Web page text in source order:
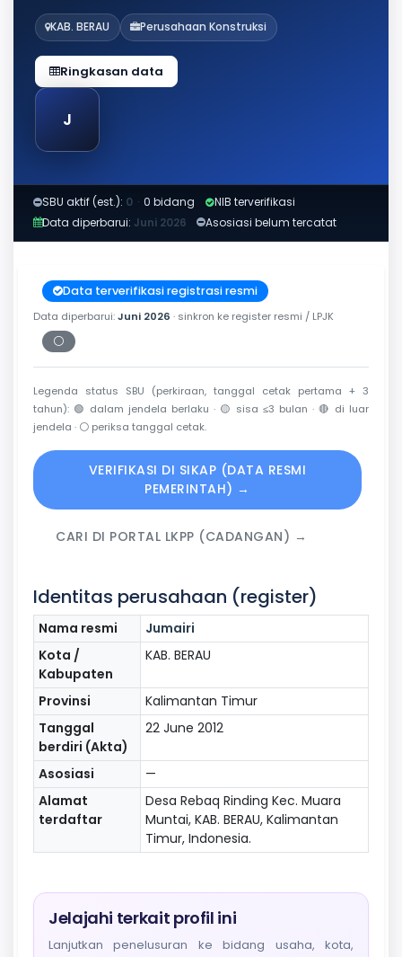
KAB. BERAU Perusahaan Konstruksi
Ringkasan data
J
SBU aktif (est.): 0 · 0 bidang
NIB terverifikasi
Data diperbarui: Juni 2026 Asosiasi belum tercatat
Data terverifikasi registrasi resmi
Data diperbarui:Juni 2026 · sinkron ke register resmi / LPJK
⚪
Periksa tanggal cetak
Legenda status SBU (perkiraan, tanggal cetak pertama + 3
tahun): 🟢 dalam jendela berlaku · 🟡 sisa ≤3 bulan · 🔴 di luar
jendela · ⚪ periksa tanggal cetak.
VERIFIKASI DI SIKAP (DATA RESMI
PEMERINTAH) →
CARI DI PORTAL LKPP (CADANGAN) →
Identitas perusahaan (register)
Nama resmi
Jumairi
Kota /
Kabupaten
KAB. BERAU
Provinsi
Kalimantan Timur
Tanggal
berdiri (Akta)
22 June 2012
Asosiasi
—
Alamat
terdaftar
Desa Rebaq Rinding Kec. Muara
Muntai, KAB. BERAU, Kalimantan
Timur, Indonesia.
Jelajahi terkait profil ini
Lanjutkan penelusuran ke bidang usaha, kota,